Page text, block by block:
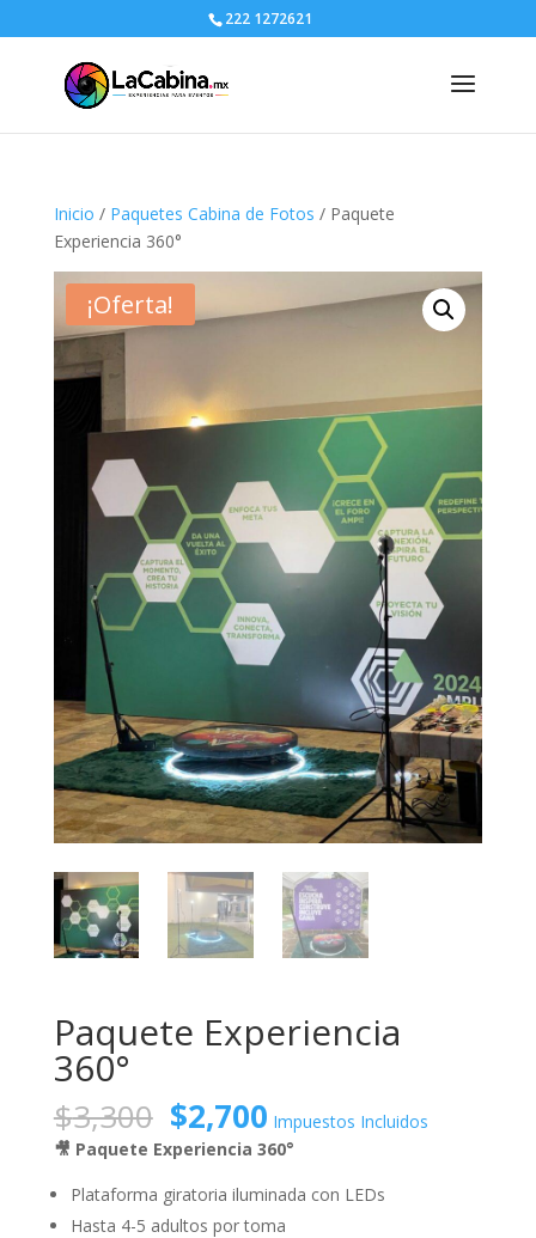
222 1272621
Inicio / Paquetes Cabina de Fotos / Paquete
Experiencia 360°
¡Oferta!
Paquete Experiencia
360°
$3,300 Original
price
was:
$3,300.
$2,700Current
price
is:
$2,700.
Impuestos Incluidos
🎥 Paquete Experiencia 360°
Plataforma giratoria iluminada con LEDs
Hasta 4-5 adultos por toma